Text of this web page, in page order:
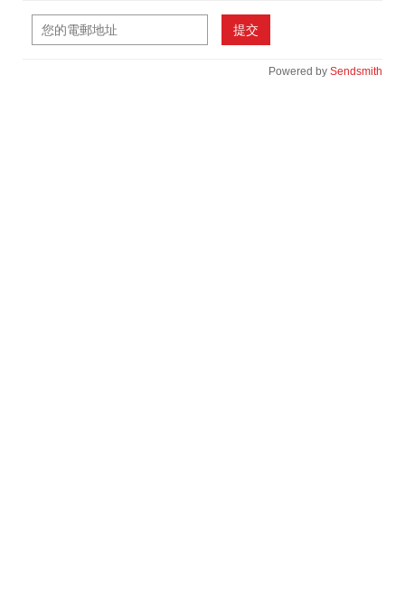
提交
Powered by Sendsmith